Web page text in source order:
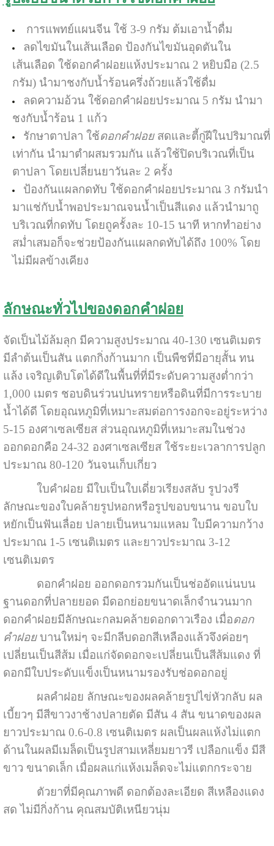
การแพทย์แผนจีน ใช้ 3-9 กรัม ต้มเอาน้ำดื่ม
ลดไขมันในเส้นเลือด ป้องกันไขมันอุดตันใน
เส้นเลือด ใช้ดอกคำฝอยแห้งประมาณ 2 หยิบมือ (2.5
กรัม) นำมาชงกับน้ำร้อนครึ่งถ้วยแล้วใช้ดื่ม
ลดความอ้วน ใช้ดอกคำฝอยประมาณ 5 กรัม นำมา
ชงกับน้ำร้อน 1 แก้ว
รักษาตาปลา ใช้ดอกคำฝอยสดและตี้กู่ฝีในปริมาณที่
เท่ากัน นำมาตำผสมรวมกัน แล้วใช้ปิดบริเวณที่เป็น
ตาปลา โดยเปลี่ยนยาวันละ 2 ครั้ง
ป้องกันแผลกดทับ ใช้ดอกคำฝอยประมาณ 3 กรัมนำ
มาแช่กับน้ำพอประมาณจนน้ำเป็นสีแดง แล้วนำมาถู
บริเวณที่กดทับ โดยถูครั้งละ 10-15 นาที หากทำอย่าง
สม่ำเสมอก็จะช่วยป้องกันแผลกดทับได้ถึง 100% โดย
ไม่มีผลข้างเคียง
ลักษณะทั่วไปของดอกคำฝอย
จัดเป็นไม้ล้มลุก มีความสูงประมาณ 40-130 เซนติเมตร
มีลำต้นเป็นสัน แตกกิ่งก้านมาก เป็นพืชที่มีอายุสั้น ทน
แล้ง เจริญเติบโตได้ดีในพื้นที่ที่มีระดับความสูงต่ำกว่า
1,000 เมตร ชอบดินร่วนปนทรายหรือดินที่มีการระบาย
น้ำได้ดี โดยอุณหภูมิที่เหมาะสมต่อการงอกจะอยู่ระหว่าง
5-15 องศาเซลเซียส ส่วนอุณหภูมิที่เหมาะสมในช่วง
ออกดอกคือ 24-32 องศาเซลเซียส ใช้ระยะเวลาการปลูก
ประมาณ 80-120 วันจนเก็บเกี่ยว
ใบคำฝอย มีใบเป็นใบเดี่ยวเรียงสลับ รูปวงรี
ลักษณะของใบคล้ายรูปหอกหรือรูปขอบขนาน ขอบใบ
หยักเป็นฟันเลื่อย ปลายเป็นหนามแหลม ใบมีความกว้าง
ประมาณ 1-5 เซนติเมตร และยาวประมาณ 3-12
เซนติเมตร
ดอกคำฝอย ออกดอกรวมกันเป็นช่ออัดแน่นบน
ฐานดอกที่ปลายยอด มีดอกย่อยขนาดเล็กจำนวนมาก
ดอกคำฝอยมีลักษณะกลมคล้ายดอกดาวเรือง เมื่อดอก
คำฝอย บานใหม่ๆ จะมีกลีบดอกสีเหลืองแล้วจึงค่อยๆ
เปลี่ยนเป็นสีส้ม เมื่อแก่จัดดอกจะเปลี่ยนเป็นสีส้มแดง ที่
ดอกมีใบประดับแข็งเป็นหนามรองรับช่อดอกอยู่
ผลคำฝอย ลักษณะของผลคล้ายรูปไข่หัวกลับ ผล
เบี้ยวๆ มีสีขาวงาช้างปลายตัด มีสัน 4 สัน ขนาดของผล
ยาวประมาณ 0.6-0.8 เซนติเมตร ผลเป็นผลแห้งไม่แตก
ด้านในผลมีเมล็ดเป็นรูปสามเหลี่ยมยาวรี เปลือกแข็ง มีสี
ขาว ขนาดเล็ก เมื่อผลแก่แห้งเมล็ดจะไม่แตกกระจาย
ตัวยาที่มีคุณภาพดี ดอกต้องละเอียด สีเหลืองแดง
สด ไม่มีกิ่งก้าน คุณสมบัติเหนียวนุ่ม